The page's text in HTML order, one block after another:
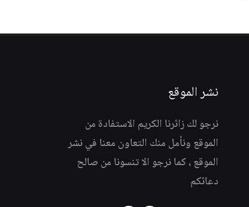
نشر الموقع
نرجو لك زائرنا الكريم الاستفادة من
الموقع ونأمل منك التعاون معنا في نشر
الموقع ، كما نرجو الا تنسونا من صالح
دعائكم